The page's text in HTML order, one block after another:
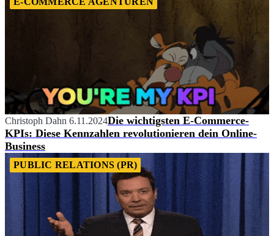
Christoph Dahn 6.11.2024Die wichtigsten E-Commerce-
KPIs: Diese Kennzahlen revolutionieren dein Online-
Business
PUBLIC RELATIONS (PR)